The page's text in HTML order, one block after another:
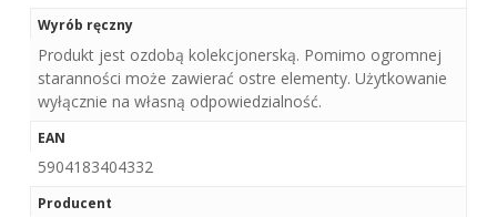
Wyrób ręczny
Produkt jest ozdobą kolekcjonerską. Pomimo ogromnej
staranności może zawierać ostre elementy. Użytkowanie
wyłącznie na własną odpowiedzialność.
EAN
5904183404332
Producent